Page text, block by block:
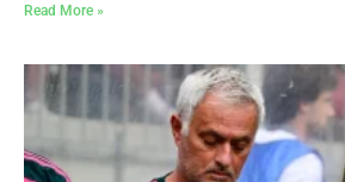
Read More »